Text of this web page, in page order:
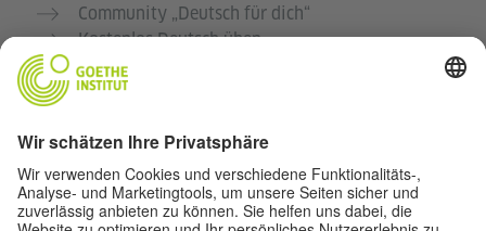
Community „Deutsch für dich“
Kostenlos Deutsch üben
Deutschkurse des Goethe-Instituts
Lehrkräfteportal „Deutschstunde“
Datenschutz und Barrierefreiheit